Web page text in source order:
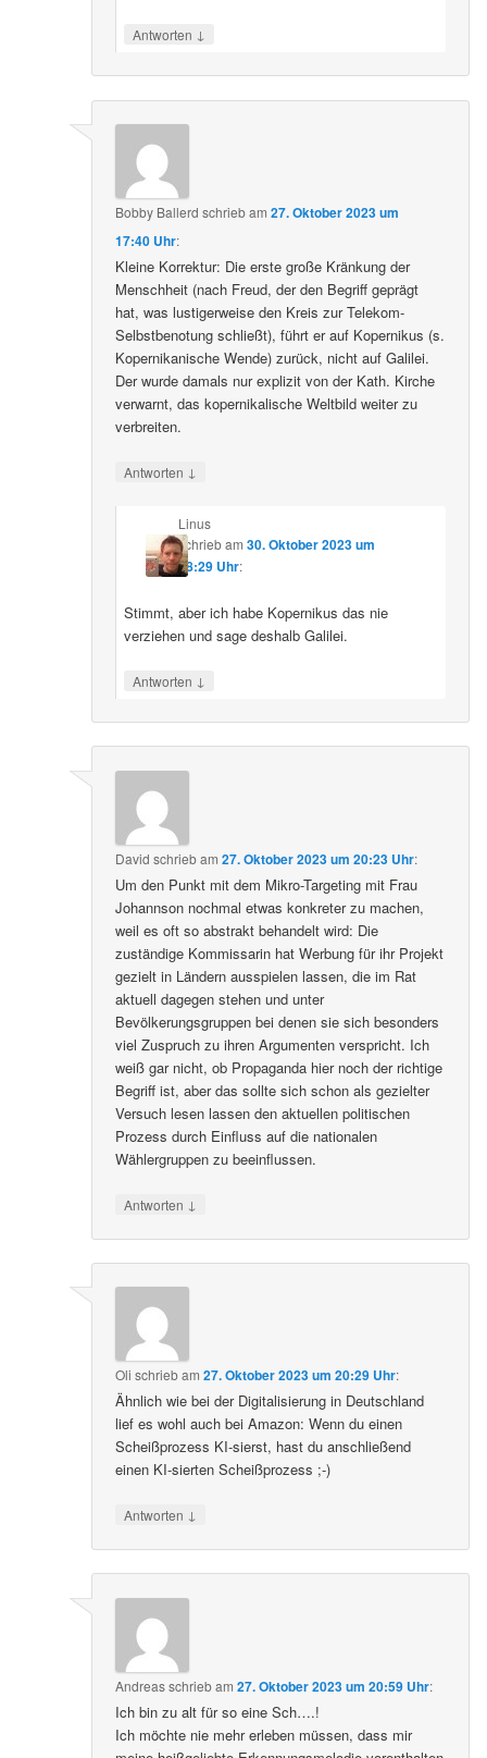
Antworten ↓
Bobby Ballerd schriebam27. Oktober 2023 um
17:40 Uhr:
Kleine Korrektur: Die erste große Kränkung der
Menschheit (nach Freud, der den Begriff geprägt
hat, was lustigerweise den Kreis zur Telekom-
Selbstbenotung schließt), führt er auf Kopernikus (s.
Kopernikanische Wende) zurück, nicht auf Galilei.
Der wurde damals nur explizit von der Kath. Kirche
verwarnt, das kopernikalische Weltbild weiter zu
verbreiten.
Antworten ↓
Linus
schriebam 30. Oktober 2023 um
08:29 Uhr:
Stimmt, aber ich habe Kopernikus das nie
verziehen und sage deshalb Galilei.
Antworten ↓
David schriebam27. Oktober 2023 um 20:23 Uhr:
Um den Punkt mit dem Mikro-Targeting mit Frau
Johannson nochmal etwas konkreter zu machen,
weil es oft so abstrakt behandelt wird: Die
zuständige Kommissarin hat Werbung für ihr Projekt
gezielt in Ländern ausspielen lassen, die im Rat
aktuell dagegen stehen und unter
Bevölkerungsgruppen bei denen sie sich besonders
viel Zuspruch zu ihren Argumenten verspricht. Ich
weiß gar nicht, ob Propaganda hier noch der richtige
Begriff ist, aber das sollte sich schon als gezielter
Versuch lesen lassen den aktuellen politischen
Prozess durch Einfluss auf die nationalen
Wählergruppen zu beeinflussen.
Antworten ↓
Oli schriebam27. Oktober 2023 um 20:29 Uhr:
Ähnlich wie bei der Digitalisierung in Deutschland
lief es wohl auch bei Amazon: Wenn du einen
Scheißprozess KI-sierst, hast du anschließend
einen KI-sierten Scheißprozess ;-)
Antworten ↓
Andreasschriebam27. Oktober 2023 um 20:59 Uhr:
Ich bin zu alt für so eine Sch….!
Ich möchte nie mehr erleben müssen, dass mir